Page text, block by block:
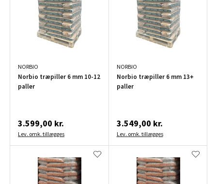
NORBIO
Norbio træpiller 6 mm 10-12
paller
3.599,00 kr.
Lev. omk. tillægges
NORBIO
Norbio træpiller 6 mm 13+
paller
3.549,00 kr.
Lev. omk. tillægges